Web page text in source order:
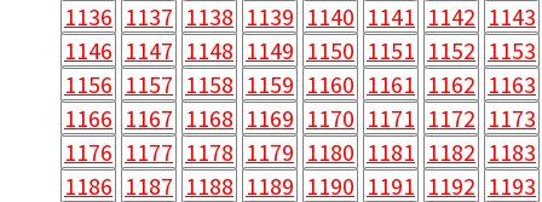
1136 1137 1138 1139 1140 1141 1142 1143
1146 1147 1148 1149 1150 1151 1152 1153
1156 1157 1158 1159 1160 1161 1162 1163
1166 1167 1168 1169 1170 1171 1172 1173
1176 1177 1178 1179 1180 1181 1182 1183
1186 1187 1188 1189 1190 1191 1192 1193